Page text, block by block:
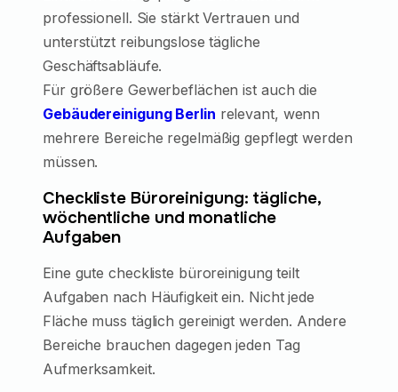
professionell. Sie stärkt Vertrauen und
unterstützt reibungslose tägliche
Geschäftsabläufe.
Für größere Gewerbeflächen ist auch die
Gebäudereinigung Berlin relevant, wenn
mehrere Bereiche regelmäßig gepflegt werden
müssen.
Checkliste Büroreinigung: tägliche,
wöchentliche und monatliche
Aufgaben
Eine gute checkliste büroreinigung teilt
Aufgaben nach Häufigkeit ein. Nicht jede
Fläche muss täglich gereinigt werden. Andere
Bereiche brauchen dagegen jeden Tag
Aufmerksamkeit.